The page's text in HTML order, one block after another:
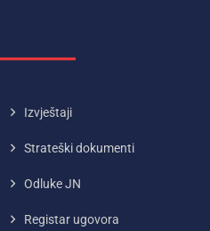
Izvještaji
Strateški dokumenti
Odluke JN
Registar ugovora